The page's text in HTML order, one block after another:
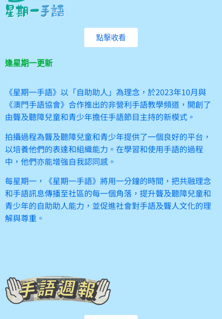
點擊收看
逢星期一更新
《星期一手語》以「自助助人」為理念，於2023年10月與
《澳門手語協會》合作推出的非營利手語教學頻道，開創了
由聾及聽障兒童和青少年擔任手語節目主持的新模式。
拍攝過程為聾及聽障兒童和青少年提供了一個良好的平台，
以培養他們的表達和組織能力。在學習和使用手語的過程
中，他們亦能增強自我認同感。
每星期一，《星期一手語》將用一分鐘的時間，把共融理念
和手語訊息傳播至社區的每一個角落，提升聾及聽障兒童和
青少年的自助助人能力，並促進社會對手語及聾人文化的理
解與尊重。